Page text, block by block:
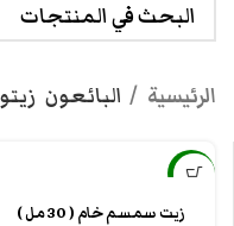
الرئيسية البائعون
-30%
زيت سمسم خام ( 30 مل )